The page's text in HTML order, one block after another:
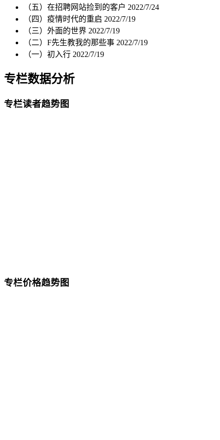
（五）在招聘网站捡到的客户 2022/7/24
（四）疫情时代的重启 2022/7/19
（三）外面的世界 2022/7/19
（二）F先生教我的那些事 2022/7/19
（一）初入行 2022/7/19
专栏数据分析
专栏读者趋势图
专栏价格趋势图